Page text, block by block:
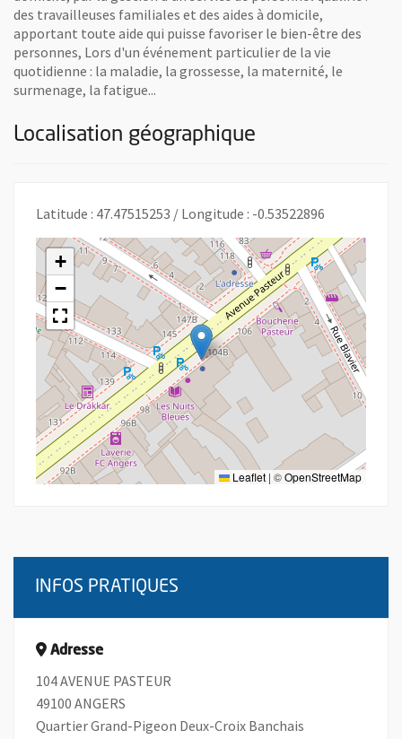
des travailleuses familiales et des aides à domicile,
apportant toute aide qui puisse favoriser le bien-être des
personnes, Lors d'un événement particulier de la vie
quotidienne : la maladie, la grossesse, la maternité, le
surmenage, la fatigue...
Localisation géographique
Latitude : 47.47515253 / Longitude : -0.53522896
+
−
Leaflet | ©OpenStreetMap
INFOS PRATIQUES
Adresse
104 AVENUE PASTEUR
49100 ANGERS
Quartier Grand-Pigeon Deux-Croix Banchais